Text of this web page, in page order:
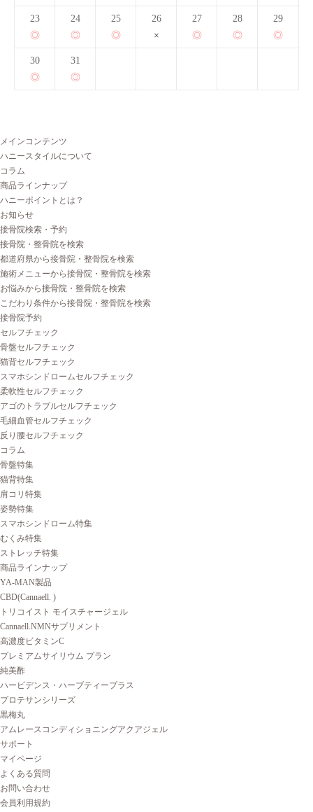
23 24 25 26 27 28 29
30 31
メインコンテンツ
ハニースタイルについて
コラム
商品ラインナップ
ハニーポイントとは？
お知らせ
接骨院検索・予約
接骨院・整骨院を検索
都道府県から接骨院・整骨院を検索
施術メニューから接骨院・整骨院を検索
お悩みから接骨院・整骨院を検索
こだわり条件から接骨院・整骨院を検索
接骨院予約
セルフチェック
骨盤セルフチェック
猫背セルフチェック
スマホシンドロームセルフチェック
柔軟性セルフチェック
アゴのトラブルセルフチェック
毛細血管セルフチェック
反り腰セルフチェック
コラム
骨盤特集
猫背特集
肩コリ特集
姿勢特集
スマホシンドローム特集
むくみ特集
ストレッチ特集
商品ラインナップ
YA-MAN製品
CBD(Cannaell. )
トリコイスト モイスチャージェル
Cannaell.NMNサプリメント
高濃度ビタミンC
プレミアムサイリウム プラン
純美酢
ハービデンス・ハーブティープラス
プロテサンシリーズ
黒梅丸
アムレースコンディショニングアクアジェル
サポート
マイページ
よくある質問
お問い合わせ
会員利用規約